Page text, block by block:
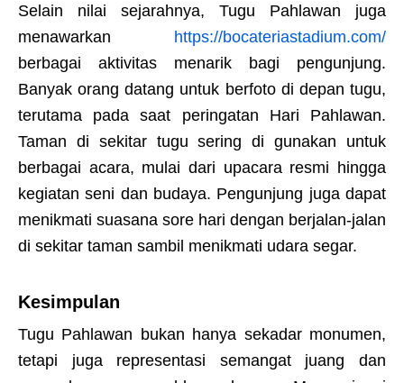
Selain nilai sejarahnya, Tugu Pahlawan juga
menawarkan https://bocateriastadium.com/
berbagai aktivitas menarik bagi pengunjung.
Banyak orang datang untuk berfoto di depan tugu,
terutama pada saat peringatan Hari Pahlawan.
Taman di sekitar tugu sering di gunakan untuk
berbagai acara, mulai dari upacara resmi hingga
kegiatan seni dan budaya. Pengunjung juga dapat
menikmati suasana sore hari dengan berjalan-jalan
di sekitar taman sambil menikmati udara segar.
Kesimpulan
Tugu Pahlawan bukan hanya sekadar monumen,
tetapi juga representasi semangat juang dan